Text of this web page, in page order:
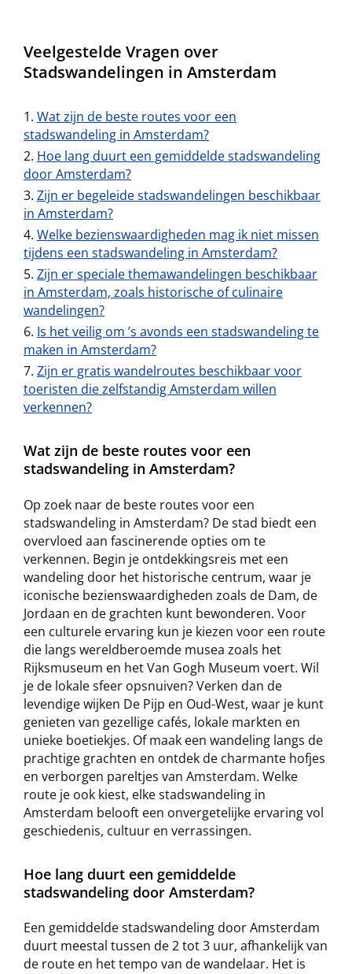
Veelgestelde Vragen over
Stadswandelingen in Amsterdam
Wat zijn de beste routes voor een
stadswandeling in Amsterdam?
Hoe lang duurt een gemiddelde stadswandeling
door Amsterdam?
Zijn er begeleide stadswandelingen beschikbaar
in Amsterdam?
Welke bezienswaardigheden mag ik niet missen
tijdens een stadswandeling in Amsterdam?
Zijn er speciale themawandelingen beschikbaar
in Amsterdam, zoals historische of culinaire
wandelingen?
Is het veilig om ’s avonds een stadswandeling te
maken in Amsterdam?
Zijn er gratis wandelroutes beschikbaar voor
toeristen die zelfstandig Amsterdam willen
verkennen?
Wat zijn de beste routes voor een
stadswandeling in Amsterdam?
Op zoek naar de beste routes voor een
stadswandeling in Amsterdam? De stad biedt een
overvloed aan fascinerende opties om te
verkennen. Begin je ontdekkingsreis met een
wandeling door het historische centrum, waar je
iconische bezienswaardigheden zoals de Dam, de
Jordaan en de grachten kunt bewonderen. Voor
een culturele ervaring kun je kiezen voor een route
die langs wereldberoemde musea zoals het
Rijksmuseum en het Van Gogh Museum voert. Wil
je de lokale sfeer opsnuiven? Verken dan de
levendige wijken De Pijp en Oud-West, waar je kunt
genieten van gezellige cafés, lokale markten en
unieke boetiekjes. Of maak een wandeling langs de
prachtige grachten en ontdek de charmante hofjes
en verborgen pareltjes van Amsterdam. Welke
route je ook kiest, elke stadswandeling in
Amsterdam belooft een onvergetelijke ervaring vol
geschiedenis, cultuur en verrassingen.
Hoe lang duurt een gemiddelde
stadswandeling door Amsterdam?
Een gemiddelde stadswandeling door Amsterdam
duurt meestal tussen de 2 tot 3 uur, afhankelijk van
de route en het tempo van de wandelaar. Het is